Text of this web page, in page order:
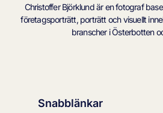
Christoffer Björklund är en fotograf
företagsporträtt, porträtt och visuellt
branscher i Österbotten
Snabblänkar